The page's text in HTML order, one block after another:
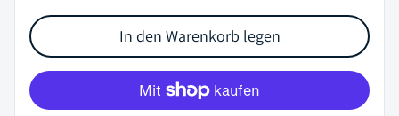
In den Warenkorb legen